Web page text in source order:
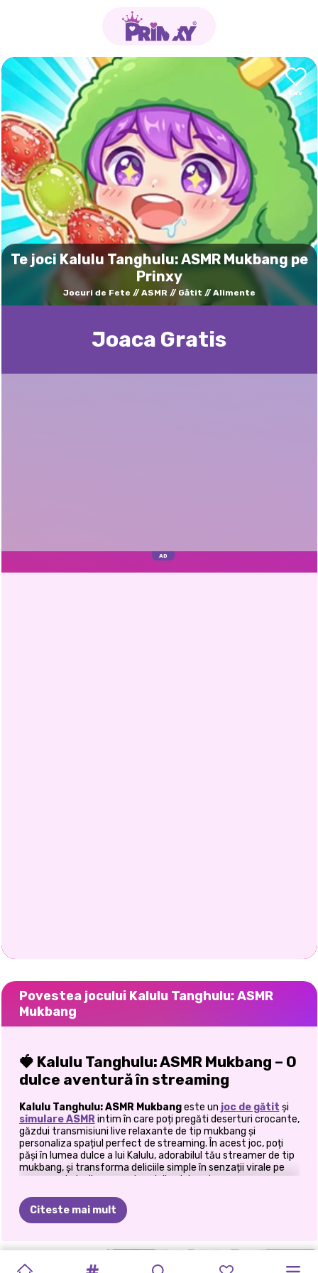
Te joci Kalulu Tanghulu: ASMR Mukbang pe
Prinxy
Jocuri de Fete ASMR Gătit Alimente
Joaca Gratis
Povestea jocului Kalulu Tanghulu: ASMR
Mukbang
🍓 Kalulu Tanghulu: ASMR Mukbang – O
dulce aventură în streaming
Kalulu Tanghulu: ASMR Mukbangeste un joc de gătit și
simulare ASMRintim în care poți pregăti deserturi crocante,
găzdui transmisiuni live relaxante de tip mukbang și
personaliza spațiul perfect de streaming. În acest joc, poți
păși în lumea dulce a lui Kalulu, adorabilul tău streamer de tip
mukbang, și transforma deliciile simple în senzații virale pe
care spectatorii nu se pot opri din vizionat.
🎥 Faceți cunoștință cu Kalulu, Starul
vostru Mukbang
În acest joc pentru fete, te poți alătura lui Kalulu în călătoria
ei către faima mukbang. Din propria mea experiență jucând
Citeste mai mult
FATĂ
MERGE
REȚETE RETETE GĂTIT